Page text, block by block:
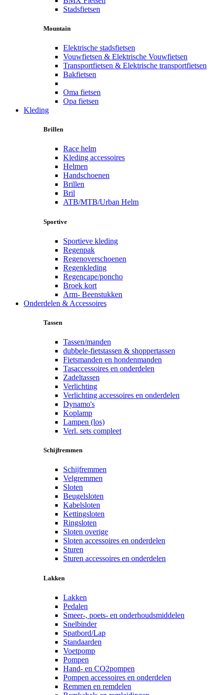
Stadsfietsen
Mountain
Elektrische stadsfietsen
Vouwfietsen & Elektrische Vouwfietsen
Transportfietsen & Elektrische transportfietsen
Bakfietsen
Oma fietsen
Opa fietsen
Kleding
Brillen
Race helm
Kleding accessoires
Helmen
Handschoenen
Brillen
Bril
ATB/MTB/Urban Helm
Sportive
Sportieve kleding
Regenpak
Regenoverschoenen
Regenkleding
Regencape/poncho
Broek kort
Arm- Beenstukken
Onderdelen & Accessoires
Tassen
Tassen/manden
dubbele-fietstassen & shoppertassen
Fietsmanden en hondenmanden
Tasaccessoires en onderdelen
Zadeltassen
Verlichting
Verlichting accessoires en onderdelen
Dynamo's
Koplamp
Lampen (los)
Verl. sets compleet
Schijfremmen
Schijfremmen
Velgremmen
Sloten
Beugelsloten
Kabelsloten
Kettingsloten
Ringsloten
Sloten overige
Sloten accessoires en onderdelen
Sturen
Sturen accessoires en onderdelen
Lakken
Lakken
Pedalen
Smeer-, poets- en onderhoudsmiddelen
Snelbinder
Spatbord/Lap
Standaarden
Voetpomp
Pompen
Hand- en CO2pompen
Pompen accessoires en onderdelen
Remmen en remdelen